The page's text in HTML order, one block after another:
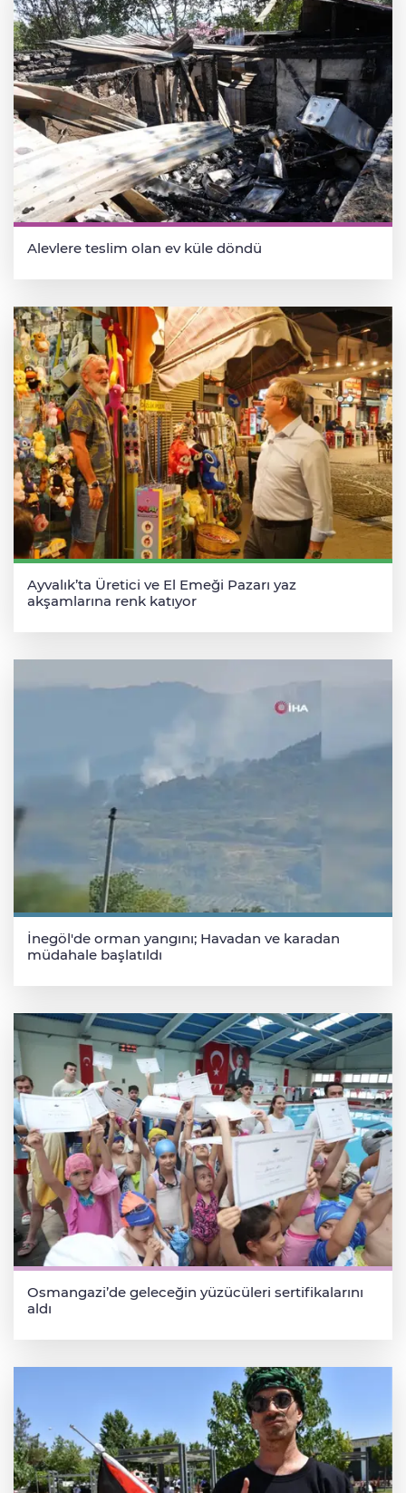
Alevlere teslim olan ev küle döndü
Ayvalık’ta Üretici ve El Emeği Pazarı yaz
akşamlarına renk katıyor
İnegöl'de orman yangını; Havadan ve karadan
müdahale başlatıldı
Osmangazi’de geleceğin yüzücüleri sertifikalarını
aldı